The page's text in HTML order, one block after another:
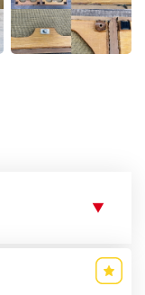
▼